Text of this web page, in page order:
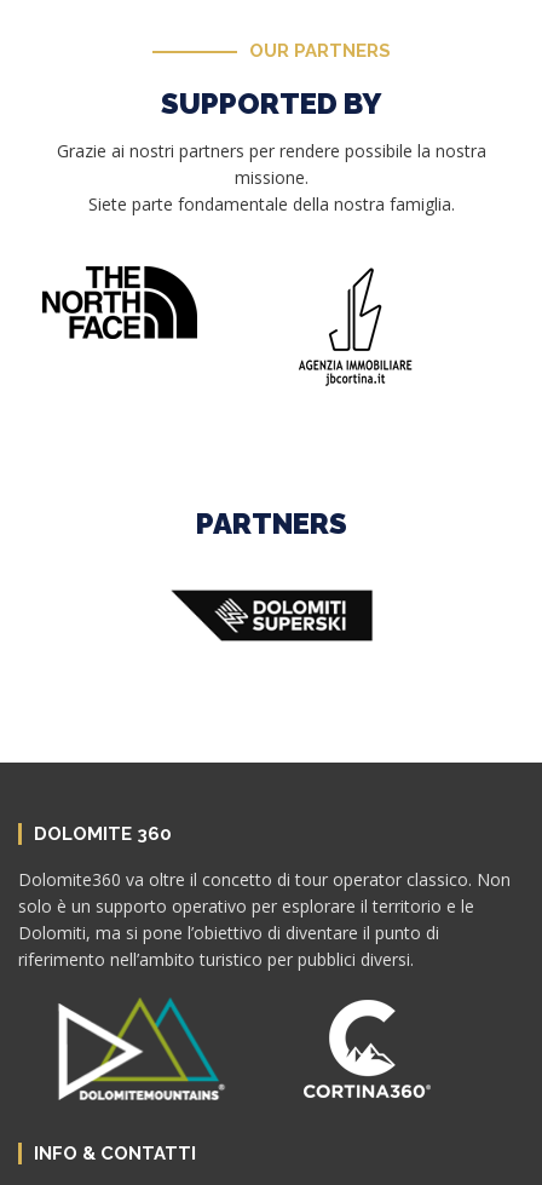
OUR PARTNERS
SUPPORTED BY
Grazie ai nostri partners per rendere possibile la nostra
missione.
Siete parte fondamentale della nostra famiglia.
PARTNERS
DOLOMITE 360
Dolomite360 va oltre il concetto di tour operator classico. Non
solo è un supporto operativo per esplorare il territorio e le
Dolomiti, ma si pone l’obiettivo di diventare il punto di
riferimento nell’ambito turistico per pubblici diversi.
INFO & CONTATTI